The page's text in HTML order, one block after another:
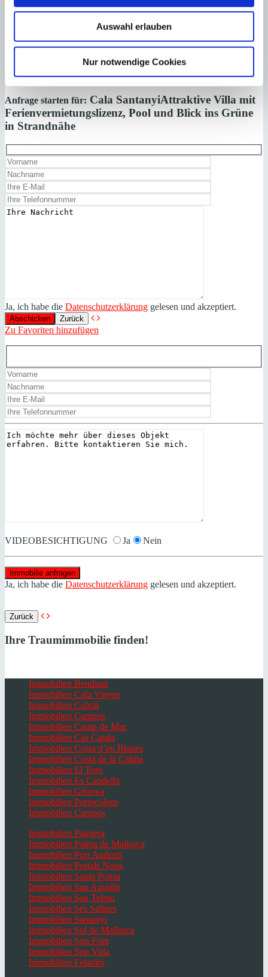
Auswahl erlauben
Nur notwendige Cookies
Laden Sie sich hier den Immobilien-Katalog “
Minkner & Bonitz herunter.
×
Anfrage starten für: Cala SantanyiAttraktive Villa mit
Ferienvermietungslizenz, Pool und Blick ins Grüne
in Strandnähe
Ja, ich habe die Datenschutzerklärung gelesen und akzeptiert.
Zurück
Zu Favoriten hinzufügen
VIDEOBESICHTIGUNG Ja Nein
Ja, ich habe die Datenschutzerklärung gelesen und akzeptiert.
Zurück
Ihre Traumimmobilie finden!
Immobilien Bendinat
Immobilien Cala Vinyes
Immobilien Calvià
Immobilien Campos
Immobilien Camp de Mar
Immobilien Cas Catala
Immobilien Costa d’en Blanes
Immobilien Costa de la Calma
Immobilien El Toro
Immobilien Es Capdella
Immobilien Génova
Immobilien Portocolom
Immobilien Campos
Immobilien Paguera
Immobilien Palma de Mallorca
Immobilien Port Andratx
Immobilien Portals Nous
Immobilien Santa Ponsa
Immobilien San Agustin
Immobilien San Telmo
Immobilien Ses Salines
Immobilien Santanyi
Immobilien Sol de Mallorca
Immobilien Son Font
Immobilien Son Vida
Immobilien Felanitx